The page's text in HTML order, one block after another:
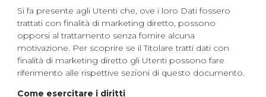
Si fa presente agli Utenti che, ove i loro Dati fossero
trattati con finalità di marketing diretto, possono
opporsi al trattamento senza fornire alcuna
motivazione. Per scoprire se il Titolare tratti dati con
finalità di marketing diretto gli Utenti possono fare
riferimento alle rispettive sezioni di questo documento.
Come esercitare i diritti